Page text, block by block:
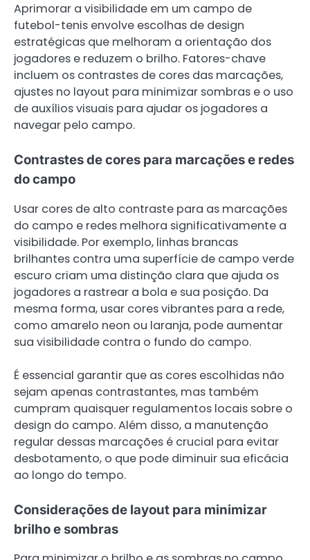
Aprimorar a visibilidade em um campo de
futebol-tenis envolve escolhas de design
estratégicas que melhoram a orientação dos
jogadores e reduzem o brilho. Fatores-chave
incluem os contrastes de cores das marcações,
ajustes no layout para minimizar sombras e o uso
de auxílios visuais para ajudar os jogadores a
navegar pelo campo.
Contrastes de cores para marcações e redes
do campo
Usar cores de alto contraste para as marcações
do campo e redes melhora significativamente a
visibilidade. Por exemplo, linhas brancas
brilhantes contra uma superfície de campo verde
escuro criam uma distinção clara que ajuda os
jogadores a rastrear a bola e sua posição. Da
mesma forma, usar cores vibrantes para a rede,
como amarelo neon ou laranja, pode aumentar
sua visibilidade contra o fundo do campo.
É essencial garantir que as cores escolhidas não
sejam apenas contrastantes, mas também
cumpram quaisquer regulamentos locais sobre o
design do campo. Além disso, a manutenção
regular dessas marcações é crucial para evitar
desbotamento, o que pode diminuir sua eficácia
ao longo do tempo.
Considerações de layout para minimizar
brilho e sombras